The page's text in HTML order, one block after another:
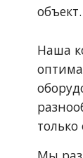
объект.
Наша